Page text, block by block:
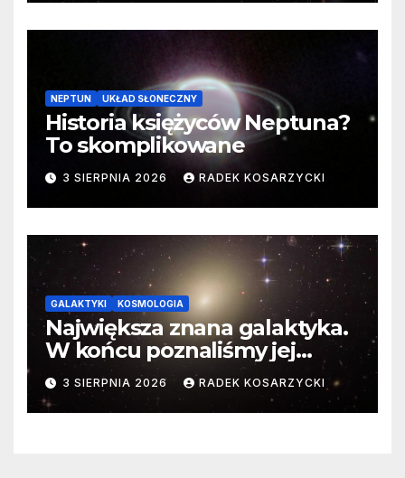
NEPTUN UKŁAD SŁONECZNY
Historia księżyców Neptuna?
To skomplikowane
3 SIERPNIA 2026 RADEK KOSARZYCKI
GALAKTYKI KOSMOLOGIA
Największa znana galaktyka.
W końcu poznaliśmy jej
faktyczne wymiary
3 SIERPNIA 2026 RADEK KOSARZYCKI